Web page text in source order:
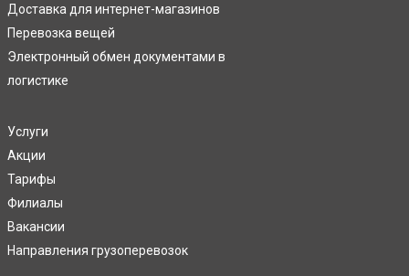
Доставка для интернет-магазинов
Перевозка вещей
Электронный обмен документами в
логистике
Услуги
Акции
Тарифы
Филиалы
Вакансии
Направления грузоперевозок